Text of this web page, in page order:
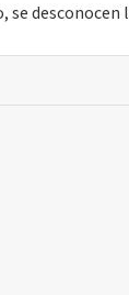
desconocen